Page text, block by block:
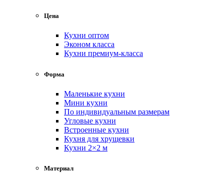
Цена
Кухни оптом
Эконом класса
Кухни премиум-класса
Форма
Маленькие кухни
Мини кухни
По индивидуальным размерам
Угловые кухни
Встроенные кухни
Кухня для хрущевки
Кухни 2×2 м
Материал